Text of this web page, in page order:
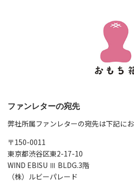
ファンレターの宛先
弊社所属ファンレターの宛先は下記にお
〒150-0011
東京都渋谷区東2-17-10
WIND EBISU Ⅲ BLDG.3階
（株）ルビーパレード